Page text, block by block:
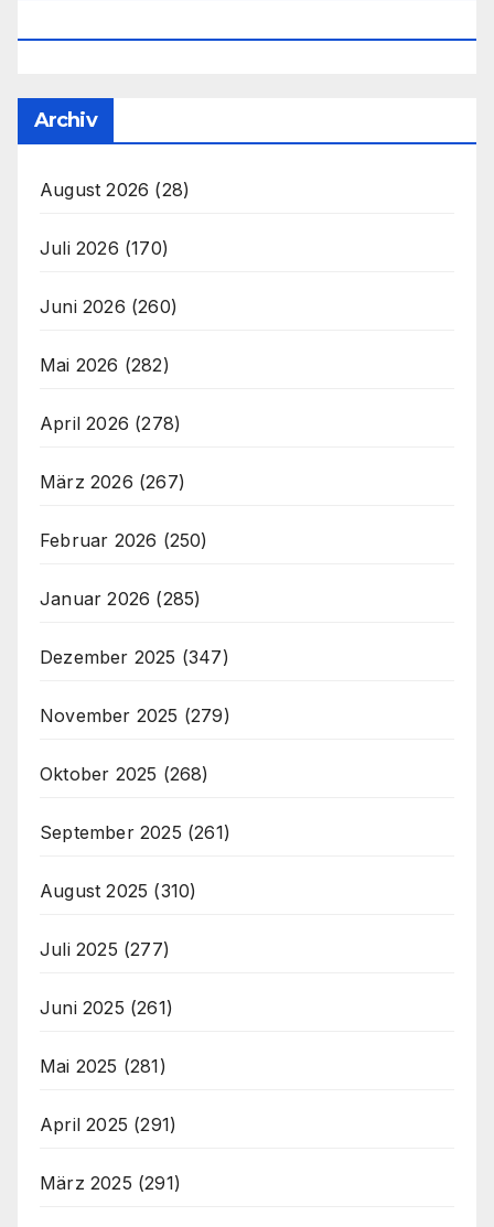
Archiv
August 2026 (28)
Juli 2026 (170)
Juni 2026 (260)
Mai 2026 (282)
April 2026 (278)
März 2026 (267)
Februar 2026 (250)
Januar 2026 (285)
Dezember 2025 (347)
November 2025 (279)
Oktober 2025 (268)
September 2025 (261)
August 2025 (310)
Juli 2025 (277)
Juni 2025 (261)
Mai 2025 (281)
April 2025 (291)
März 2025 (291)